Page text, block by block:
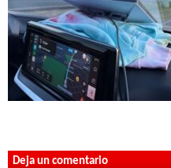
Deja un comentario